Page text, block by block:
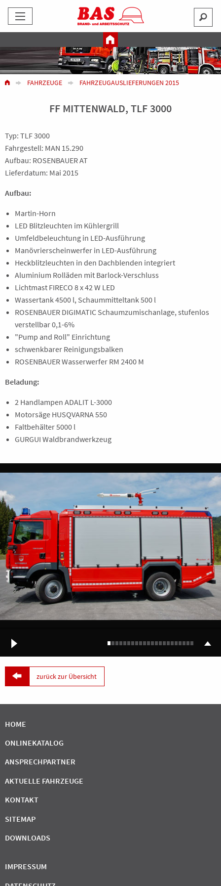
FAHRZEUGE FAHRZEUGAUSLIEFERUNGEN 2015
FF MITTENWALD, TLF 3000
Typ: TLF 3000
Fahrgestell: MAN 15.290
Aufbau: ROSENBAUER AT
Lieferdatum: Mai 2015
Aufbau:
Martin-Horn
LED Blitzleuchten im Kühlergrill
Umfeldbeleuchtung in LED-Ausführung
Manövrierscheinwerfer in LED-Ausführung
Heckblitzleuchten in den Dachblenden integriert
Aluminium Rolläden mit Barlock-Verschluss
Lichtmast FIRECO 8 x 42 W LED
Wassertank 4500 l, Schaummitteltank 500 l
ROSENBAUER DIGIMATIC Schaumzumischanlage, stufenlos
verstellbar 0,1-6%
"Pump and Roll" Einrichtung
schwenkbarer Reinigungsbalken
ROSENBAUER Wasserwerfer RM 2400 M
Beladung:
2 Handlampen ADALIT L-3000
Motorsäge HUSQVARNA 550
Faltbehälter 5000 l
GURGUI Waldbrandwerkzeug
 zurück zur Übersicht
HOME
ONLINEKATALOG
ANSPRECHPARTNER
AKTUELLE FAHRZEUGE
KONTAKT
SITEMAP
DOWNLOADS
IMPRESSUM